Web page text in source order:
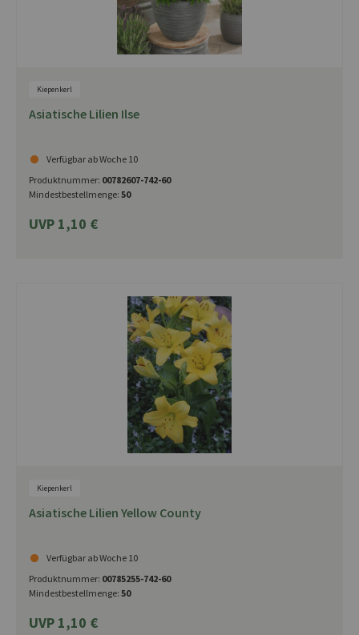
Kiepenkerl
Asiatische Lilien Ilse
Verfügbar ab Woche 10
Produktnummer: 00782607-742-60
Mindestbestellmenge: 50
UVP 1,10 €
Kiepenkerl
Asiatische Lilien Yellow County
Verfügbar ab Woche 10
Produktnummer: 00785255-742-60
Mindestbestellmenge: 50
UVP 1,10 €